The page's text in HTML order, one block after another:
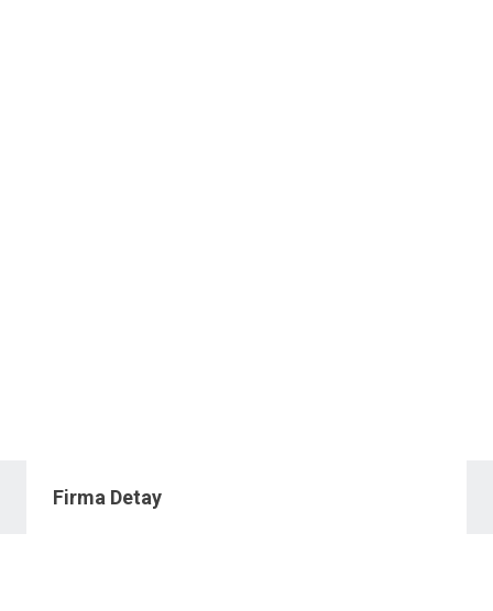
Firma Detay